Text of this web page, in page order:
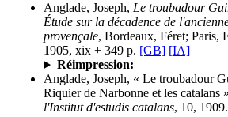
Anglade, Joseph, Le troubadour
Étude sur la décadence de
provençale, Bordeaux, Féret; Paris,
1905, xix + 349 p. [GB] [IA]
Réimpression:
Anglade, Joseph, « Le troubadour
Riquier de Narbonne et les catalans
l'Institut d'estudis catalans, 10, 1909.